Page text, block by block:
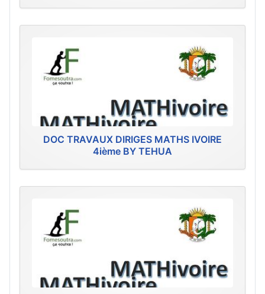
DOC TRAVAUX DIRIGES MATHS IVOIRE
4ième BY TEHUA